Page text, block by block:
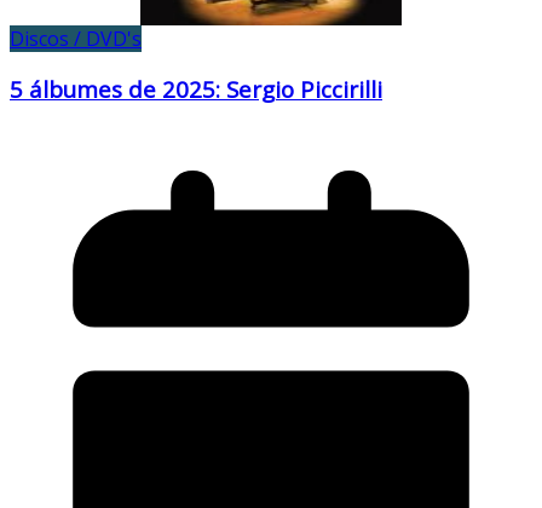
Discos / DVD's
5 álbumes de 2025: Sergio Piccirilli